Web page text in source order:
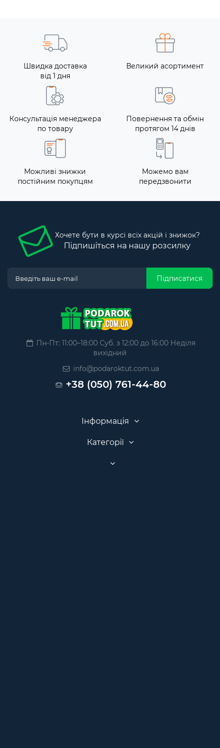
Швидка доставка
від 1 дня
Великий асортимент
Консультація менеджера
по товару
Повернення та обмін
протягом 14 днів
Можливі знижки
постійним покупцям
Можемо вам
передзвонити
Хочете бути в курсі всіх акцій і знижок?
Підпишіться на нашу розсилку
Підписатися
Пн-Пт: 11:00–18:00 Суб. з 12:00 до 16:00 Неділя
вихідний
info@podaroktut.com.ua
+38 (050) 761-44-80
Інформація
Категорії